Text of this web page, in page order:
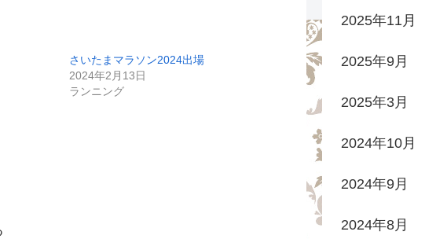
さいたまマラソン2024出場
2024年2月13日
ランニング
2025年11月
2025年9月
2025年3月
2024年10月
2024年9月
2024年8月